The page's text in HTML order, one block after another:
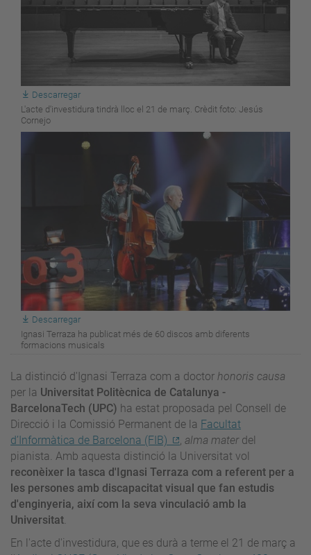
Descarregar
L'acte d'investidura tindrà lloc el 21 de març. Crèdit foto: Jesús
Cornejo
Descarregar
Ignasi Terraza ha publicat més de 60 discos amb diferents
formacions musicals
La distinció d'Ignasi Terraza com a doctor honoris causa
per la Universitat Politècnica de Catalunya -
BarcelonaTech (UPC) ha estat proposada pel Consell de
Direcció i la Comissió Permanent de la Facultat
d’Informàtica de Barcelona (FIB)
alma materdel
pianista. Amb aquesta distinció la Universitat vol
reconèixer la tasca d'Ignasi Terraza com a referent per a
les persones amb discapacitat visual que fan estudis
d'enginyeria, així com la seva vinculació amb la
Universitat
En l'acte d'investidura, que es durà a terme el 21 de març a